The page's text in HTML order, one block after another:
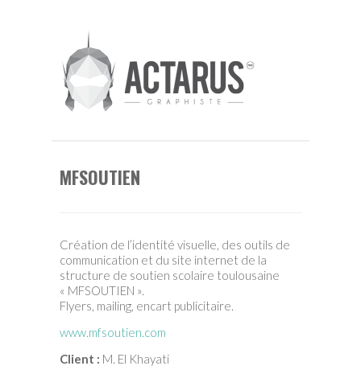
MFSOUTIEN
Création de l’identité visuelle, des outils de
communication et du site internet de la
structure de soutien scolaire toulousaine
« MFSOUTIEN ».
Flyers, mailing, encart publicitaire.
www.mfsoutien.com
Client : M. El Khayati